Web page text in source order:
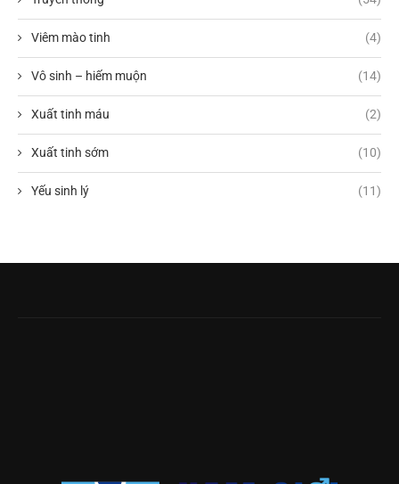
Viêm mào tinh (4)
Vô sinh – hiếm muộn (14)
Xuất tinh máu (2)
Xuất tinh sớm (10)
Yếu sinh lý (11)